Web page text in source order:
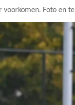
voorkomen. Foto en